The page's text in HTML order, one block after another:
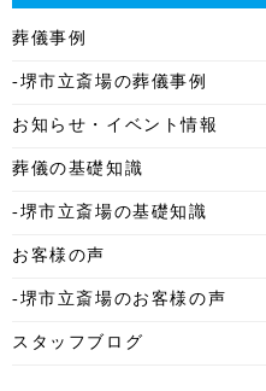
2025年12月
葬儀事例
-堺市立斎場の葬儀事例
お知らせ・イベント情報
葬儀の基礎知識
-堺市立斎場の基礎知識
お客様の声
-堺市立斎場のお客様の声
スタッフブログ